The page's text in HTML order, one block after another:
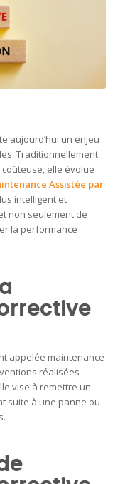
aujourd’hui un enjeu
Traditionnellement
elle évolue
Assistée par
intelligent et
non seulement de
la performance
appelée maintenance
réalisées
vise à remettre un
suite à une panne ou